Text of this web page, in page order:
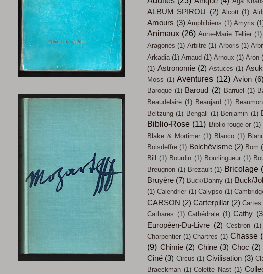
ALBUM SPIROU (2) Alcott (1)
Amours (3) Amphibiens (1) Amyris
Animaux (26) Anne-Marie Tellier (1)
Aragonés (1) Arbitre (1) Arboris (1)
Arkadia (1) Arnaud (1) Arnoux (1) Aron
(1) Astronomie (2) Astuces (1)
Moss (1) Aventures (12) Avion (6)
Baroque (1) Baroud (2) Barruel (1)
Beaudelaire (1) Beaujard (1)
Beltzung (1) Bengali (1) Benjamin (1)
Biblio-Rose (11) Biblio-rouge-or (1)
Blake & Mortimer (1) Blanco (1)
Boisdeffre (1) Bolchévisme (2) Bom
Bill (1) Bourdin (1) Bourlingueur (1)
Breugnon (1) Brezault (1) Bricolage
Bruyère (7) Buck/Danny (1) Buck/
(1) Calendrier (1) Calypso (1)
CARSON (2) Carterpillar (2) Cartes
Cathares (1) Cathédrale (1) Cathy
Européen-Du-Livre (2) Cesbron (1)
Charpentier (1) Chartres (1) Chasse
(9) Chimie (2) Chine (3) Choc (2)
Ciné (3) Circus (1) Civilisation (3)
Braeckman (1) Colette Nast (1)